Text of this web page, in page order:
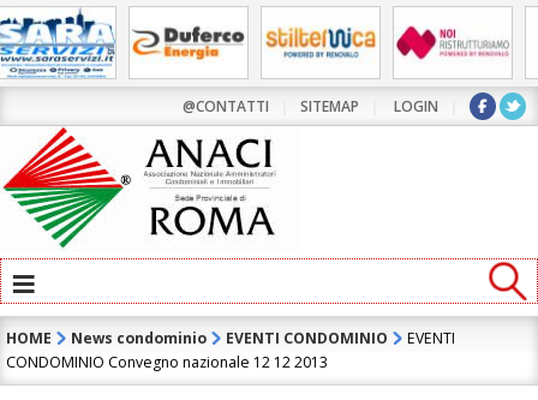
@CONTATTI SITEMAP LOGIN
≡
HOME News condominio EVENTI CONDOMINIO
EVENTI
CONDOMINIO Convegno nazionale 12 12 2013